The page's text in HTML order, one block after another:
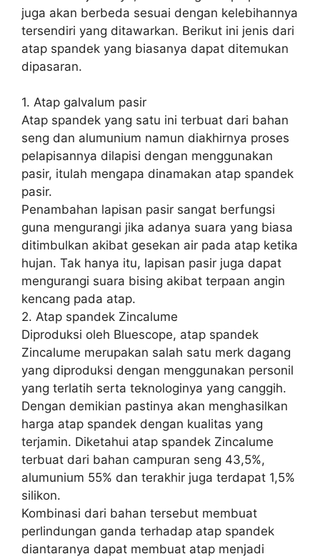
juga akan berbeda sesuai dengan kelebihannya
tersendiri yang ditawarkan. Berikut ini jenis dari
atap spandek yang biasanya dapat ditemukan
dipasaran.
1. Atap galvalum pasir
Atap spandek yang satu ini terbuat dari bahan
seng dan alumunium namun diakhirnya proses
pelapisannya dilapisi dengan menggunakan
pasir, itulah mengapa dinamakan atap spandek
pasir.
Penambahan lapisan pasir sangat berfungsi
guna mengurangi jika adanya suara yang biasa
ditimbulkan akibat gesekan air pada atap ketika
hujan. Tak hanya itu, lapisan pasir juga dapat
mengurangi suara bising akibat terpaan angin
kencang pada atap.
2. Atap spandek Zincalume
Diproduksi oleh Bluescope, atap spandek
Zincalume merupakan salah satu merk dagang
yang diproduksi dengan menggunakan personil
yang terlatih serta teknologinya yang canggih.
Dengan demikian pastinya akan menghasilkan
harga atap spandek dengan kualitas yang
terjamin. Diketahui atap spandek Zincalume
terbuat dari bahan campuran seng 43,5%,
alumunium 55% dan terakhir juga terdapat 1,5%
silikon.
Kombinasi dari bahan tersebut membuat
perlindungan ganda terhadap atap spandek
diantaranya dapat membuat atap menjadi